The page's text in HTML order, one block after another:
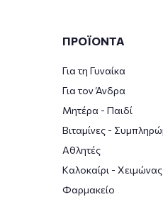
ΠΡΟΪΟΝΤΑ
Για τη Γυναίκα
Για τον Άνδρα
Μητέρα - Παιδί
Βιταμίνες -
Αθλητές
Καλοκαίρι - Χειμώνας
Φαρμακείο